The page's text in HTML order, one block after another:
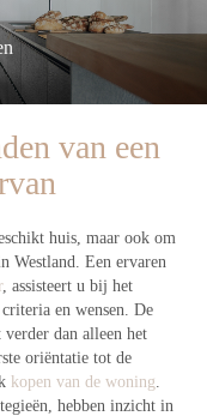
van een
huis, maar ook om
Westland. Een ervaren
, assisteert u bij het
en wensen. De
verder dan alleen het
oriëntatie tot de
kopen van de woning
hebben inzicht in